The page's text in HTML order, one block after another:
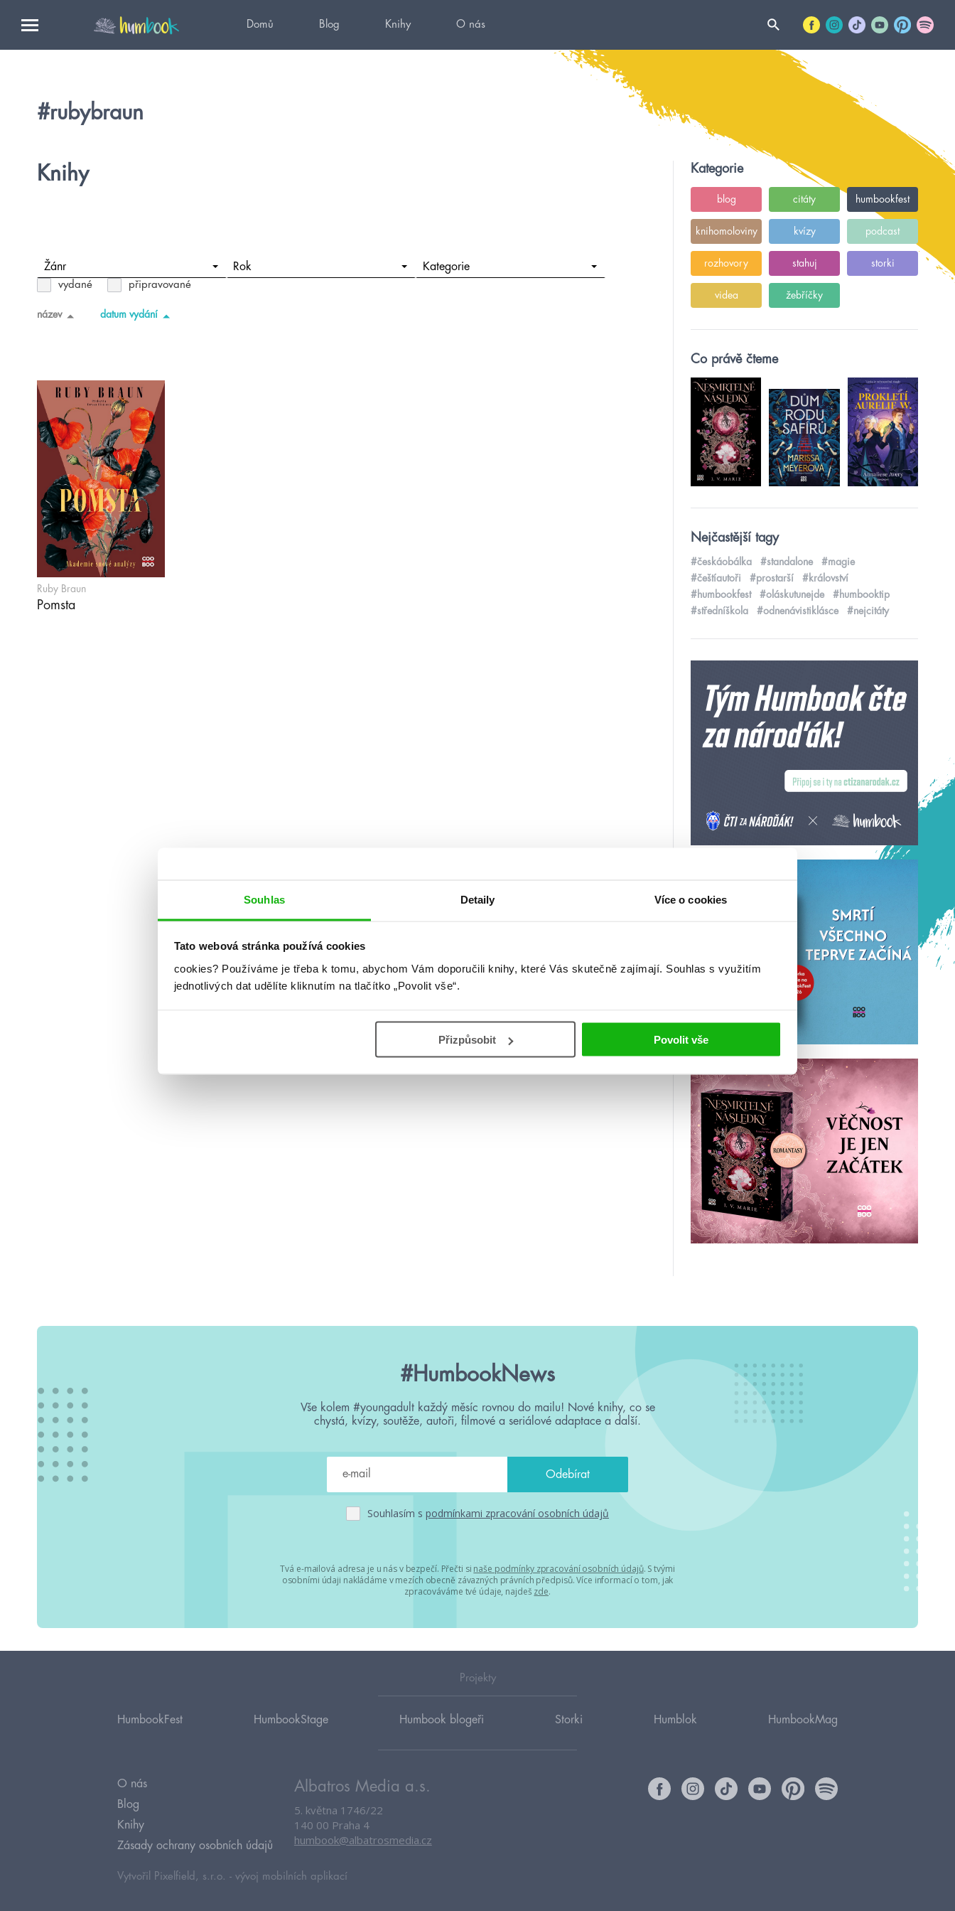
Souhlas Detaily Více o cookies
Tato webová stránka používá cookies
cookies? Používáme je třeba k tomu, abychom Vám doporučili knihy, které Vás skutečně zajímají. Souhlas s využitím
jednotlivých dat udělíte kliknutím na tlačítko „Povolit vše“.
Přizpůsobit Povolit vše
Domů Blog Knihy O nás
#rubybraun
Knihy
Žánr Rok Kategorie
vydané připravované
název datum vydání
Ruby Braun
Pomsta
Kategorie
blog citáty humbookfest
knihomoloviny kvízy podcast
rozhovory stahuj storki
videa žebříčky
Co právě čteme
Nejčastější tagy
#českáobálka #standalone
#magie
#češtíautoři
#prostarší
#království
#humbookfest
#oláskutunejde
#humbooktip
#středníškola
#odnenávistiklásce #nejcitáty
#HumbookNews
Vše kolem #youngadult každý měsíc rovnou do mailu! Nové knihy, co se
chystá, kvízy, soutěže, autoři, filmové a seriálové adaptace a další.
Souhlasím s podmínkami zpracování osobních údajů
Tvá e-mailová adresa je u nás v bezpečí. Přečti si naše podmínky zpracování osobních údajů. S tvými
osobními údaji nakládáme v mezích obecně závazných právních předpisů. Více informací o tom, jak
zpracováváme tvé údaje, najdeš zde.
Projekty
HumbookFest HumbookStage Humbook blogeři Storki Humblok HumbookMag
O nás
Blog
Knihy
Zásady ochrany osobních údajů
Albatros Media a.s.
5. května 1746/22
140 00 Praha 4
humbook@albatrosmedia.cz
Vytvořil Pixelfield, s.r.o. - vývoj mobilních aplikací